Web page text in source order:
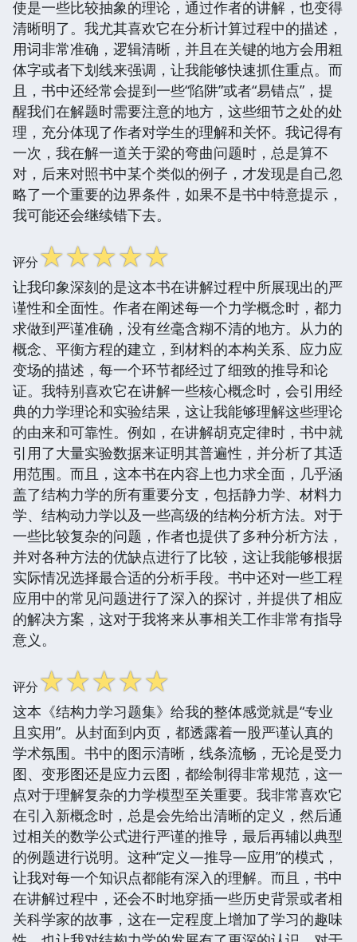
使是一些比较抽象的理论，通过作者的讲解，也变得
清晰明了。我尤其喜欢它在分析计算过程中的描述，
用词非常准确，逻辑清晰，并且在关键的地方会用粗
体字或者下划线来强调，让我能够快速抓住重点。而
且，书中还经常会提到一些“陷阱”或者“易错点”，提
醒我们在解题时需要注意的地方，这些细节之处的处
理，充分体现了作者对学生的理解和关怀。我记得有
一次，我在解一道关于梁的弯曲问题时，总是算不
对，后来对照书中某个类似的例子，才发现是自己忽
略了一个重要的边界条件，如果不是书中特意提示，
我可能还会继续错下去。
评分☆☆☆☆☆
让我印象深刻的是这本书在讲解过程中所展现出的严
谨性和全面性。作者在阐述每一个力学概念时，都力
求做到严谨准确，没有丝毫含糊不清的地方。从力的
概念、平衡方程的建立，到材料的本构关系、应力应
变场的描述，每一个环节都经过了细致的推导和论
证。我特别喜欢它在讲解一些核心概念时，会引用经
典的力学理论和实验结果，这让我能够理解这些理论
的由来和可靠性。例如，在讲解胡克定律时，书中就
引用了大量实验数据来证明其普遍性，并分析了其适
用范围。而且，这本书在内容上也力求全面，几乎涵
盖了结构力学的所有重要分支，包括静力学、材料力
学、结构动力学以及一些高级的结构分析方法。对于
一些比较复杂的问题，作者也提供了多种分析方法，
并对各种方法的优缺点进行了比较，这让我能够根据
实际情况选择最合适的分析手段。书中还对一些工程
应用中的常见问题进行了深入的探讨，并提供了相应
的解决方案，这对于我将来从事相关工作非常有指导
意义。
评分☆☆☆☆☆
这本《结构力学习题集》给我的整体感觉就是“专业
且实用”。从封面到内页，都透露着一股严谨认真的
学术氛围。书中的图示清晰，线条流畅，无论是受力
图、变形图还是应力云图，都绘制得非常规范，这一
点对于理解复杂的力学模型至关重要。我非常喜欢它
在引入新概念时，总是会先给出清晰的定义，然后通
过相关的数学公式进行严谨的推导，最后再辅以典型
的例题进行说明。这种“定义—推导—应用”的模式，
让我对每一个知识点都能有深入的理解。而且，书中
在讲解过程中，还会不时地穿插一些历史背景或者相
关科学家的故事，这在一定程度上增加了学习的趣味